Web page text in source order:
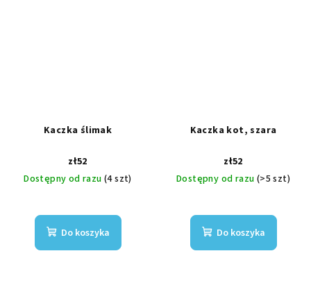
Kaczka ślimak
zł52
Dostępny od razu (4 szt)
Do koszyka
Kaczka kot, szara
zł52
Dostępny od razu (>5 szt)
Do koszyka